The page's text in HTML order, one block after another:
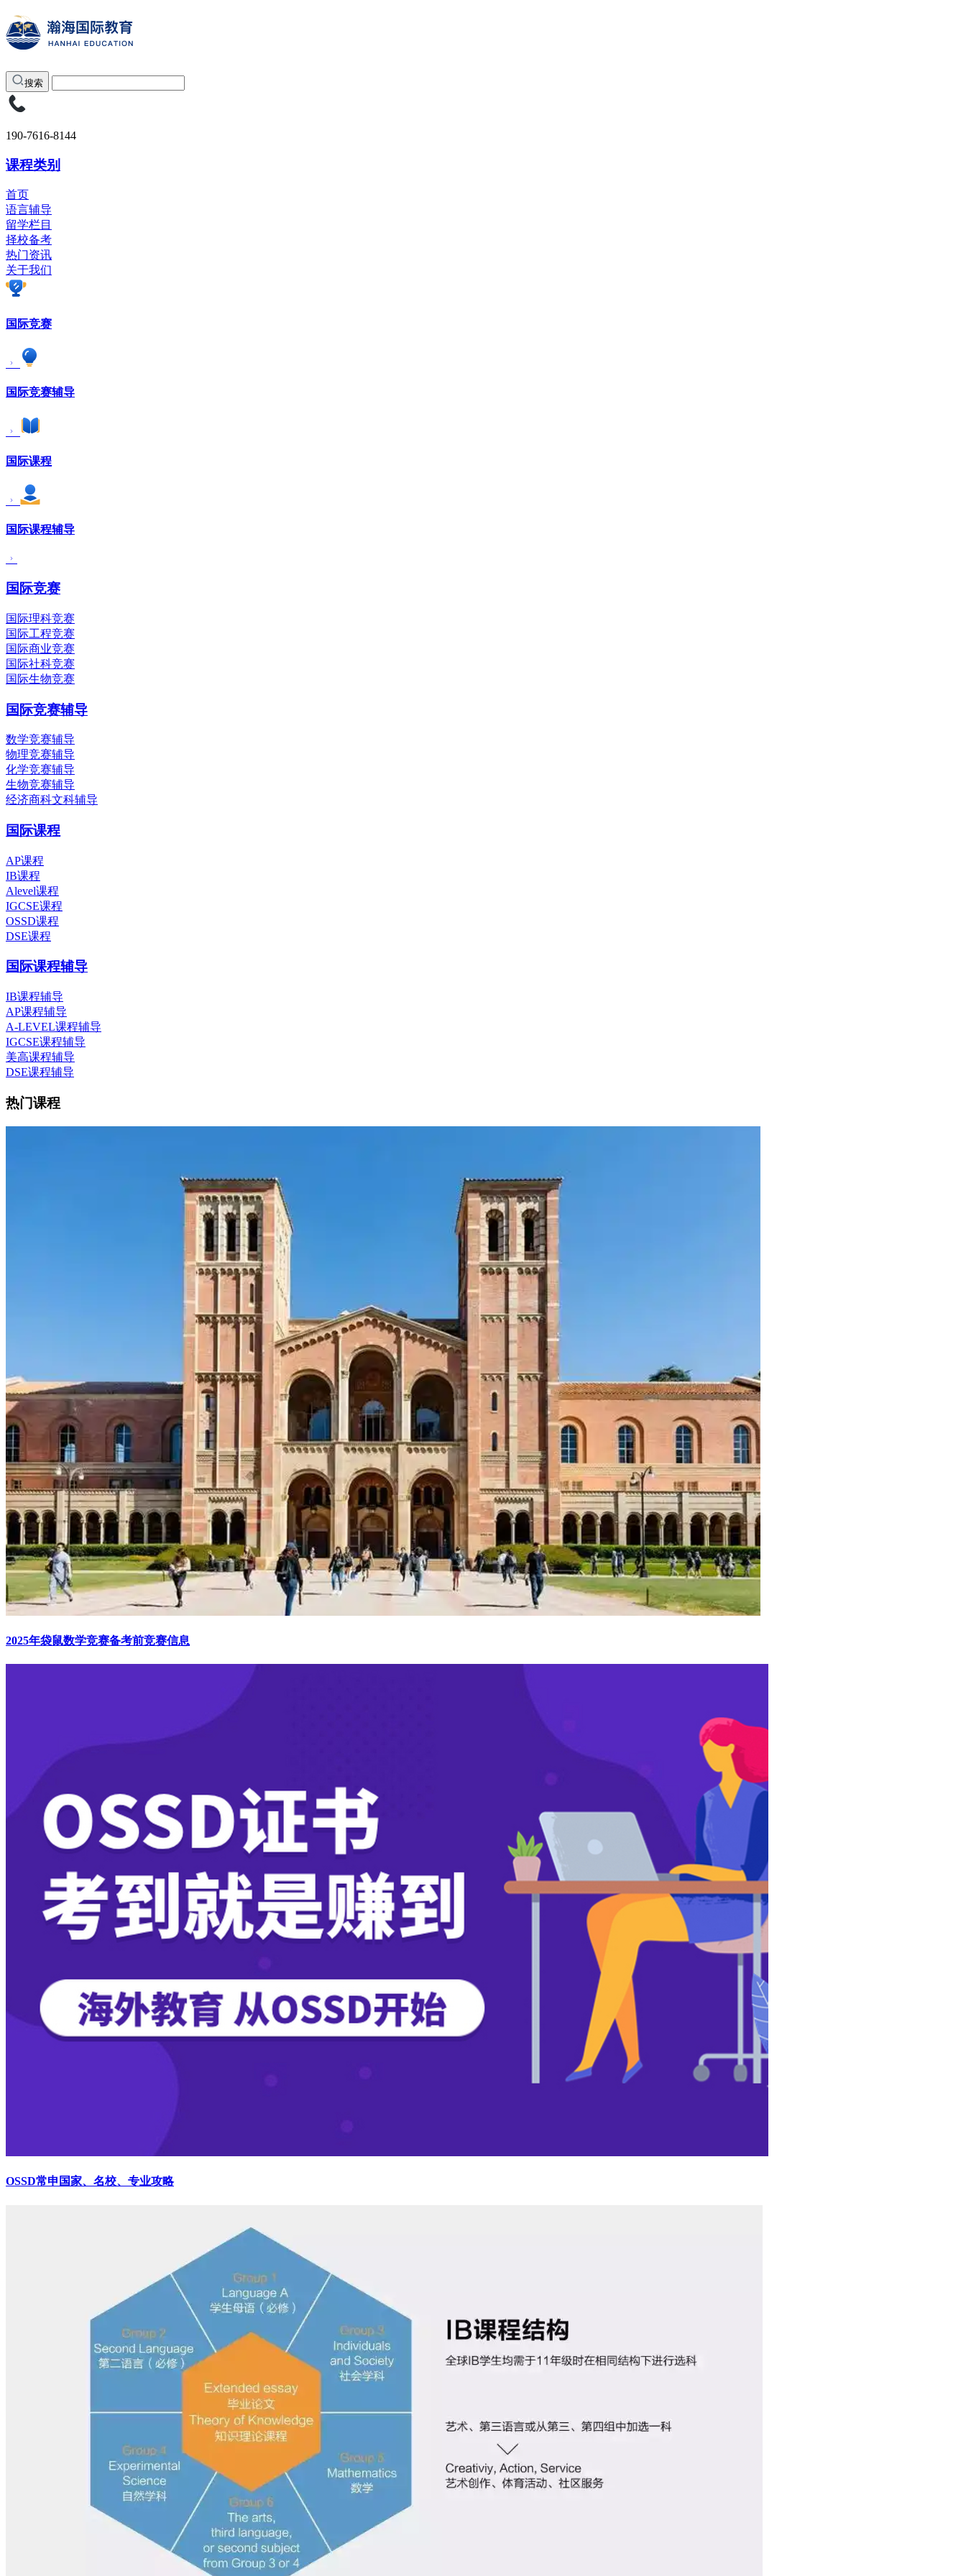
搜索
190-7616-8144
课程类别
首页
语言辅导
留学栏目
择校备考
热门资讯
关于我们
国际竞赛
国际竞赛辅导
国际课程
国际课程辅导
国际竞赛
国际理科竞赛
国际工程竞赛
国际商业竞赛
国际社科竞赛
国际生物竞赛
国际竞赛辅导
数学竞赛辅导
物理竞赛辅导
化学竞赛辅导
生物竞赛辅导
经济商科文科辅导
国际课程
AP课程
IB课程
Alevel课程
IGCSE课程
OSSD课程
DSE课程
国际课程辅导
IB课程辅导
AP课程辅导
A-LEVEL课程辅导
IGCSE课程辅导
美高课程辅导
DSE课程辅导
热门课程
2025年袋鼠数学竞赛备考前竞赛信息
OSSD常申国家、名校、专业攻略